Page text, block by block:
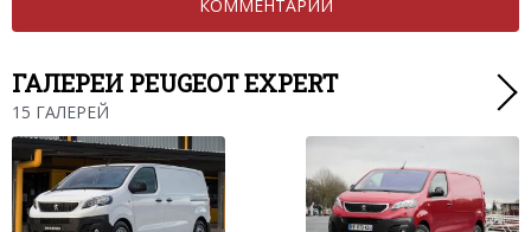
КОММЕНТАРИИ
ГАЛЕРЕИ PEUGEOT EXPERT
15 ГАЛЕРЕЙ